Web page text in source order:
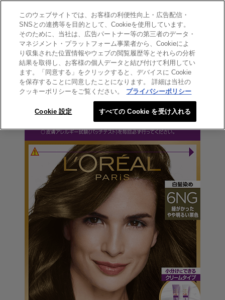
SEARCH THIS SITE
エクセランス
エクセランス クリームタイプ
6NG 緑がかったやや明るい栗
色
このウェブサイトでは、お客様の利便性向上・広告配信・
SNSとの連携等を目的として、Cookieを使用しています。
そのために、当社は、広告パートナー等の第三者のデータ・
マネジメント・プラットフォーム事業者から、Cookieによ
り収集された位置情報やウェブの閲覧履歴等とそれらの分析
結果を取得し、お客様の個人データと結び付けて利用してい
ます。「同意する」をクリックすると、デバイスに Cookie
を保存することに同意したことになります。 詳細は当社の
クッキーポリシーをご覧ください。
プライバシーポリシー
Cookie 設定 すべての Cookie を受け入れる